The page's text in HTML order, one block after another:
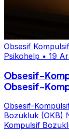
Obsesif
Psikohelp • 19
Obsesif-
Obsesif-
Obsesif-
Bozukluk (OKB)
Kompulsif